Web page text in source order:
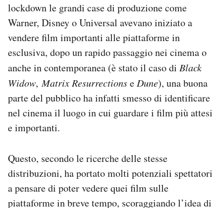
lockdown le grandi case di produzione come
Warner, Disney o Universal avevano iniziato a
vendere film importanti alle piattaforme in
esclusiva, dopo un rapido passaggio nei cinema o
anche in contemporanea (è stato il caso di Black
Widow, Matrix Resurrectionse Dune), una buona
parte del pubblico ha infatti smesso di identificare
nel cinema il luogo in cui guardare i film più attesi
e importanti.
Questo, secondo le ricerche delle stesse
distribuzioni, ha portato molti potenziali spettatori
a pensare di poter vedere quei film sulle
piattaforme in breve tempo, scoraggiando l’idea di